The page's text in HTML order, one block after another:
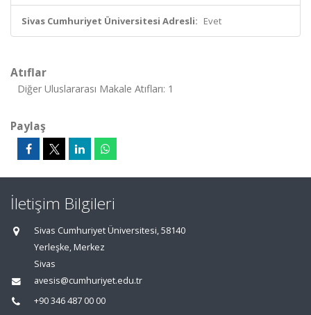
Sivas Cumhuriyet Üniversitesi Adresli: Evet
Atıflar
Diğer Uluslararası Makale Atıfları: 1
Paylaş
İletişim Bilgileri
Sivas Cumhuriyet Üniversitesi, 58140
Yerleşke, Merkez
Sivas
avesis@cumhuriyet.edu.tr
+90 346 487 00 00